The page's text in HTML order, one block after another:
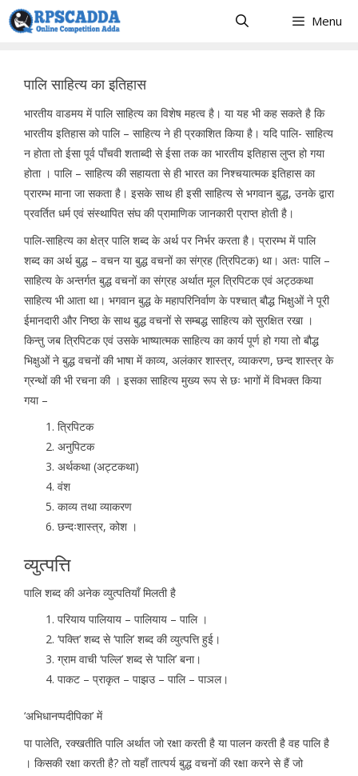
Skip
to
Menu
पालि साहित्य का इतिहास
भारतीय वाडमय में पालि साहित्य का विशेष महत्व है। या यह भी कह सकते है कि
भारतीय इतिहास को पालि – साहित्य ने ही प्रकाशित किया है। यदि पालि- साहित्य
न होता तो ईसा पूर्व पाँचवी शताब्दी से ईसा तक का भारतीय इतिहास लुप्त हो गया
होता । पालि – साहित्य की सहायता से ही भारत का निश्चयात्मक इतिहास का
प्रारम्भ माना जा सकता है। इसके साथ ही इसी साहित्य से भगवान बुद्ध, उनके द्वारा
प्रवर्तित धर्म एवं संस्थापित संघ की प्रामाणिक जानकारी प्राप्त होती है।
पालि-साहित्य का क्षेत्र पालि शब्द के अर्थ पर निर्भर करता है। प्रारम्भ में पालि
शब्द का अर्थ बुद्ध – वचन या बुद्ध वचनों का संग्रह (त्रिपिटक) था। अतः पालि –
साहित्य के अन्तर्गत बुद्ध वचनों का संग्रह अर्थात मूल त्रिपिटक एवं अट्ठकथा
साहित्य भी आता था। भगवान बुद्ध के महापरिनिर्वाण के पश्चात् बौद्ध भिक्षुओं ने पूरी
ईमानदारी और निष्ठा के साथ बुद्ध वचनों से सम्बद्ध साहित्य को सुरक्षित रखा ।
किन्तु जब त्रिपिटक एवं उसके भाष्यात्मक साहित्य का कार्य पूर्ण हो गया तो बौद्ध
भिक्षुओं ने बुद्ध वचनों की भाषा में काव्य, अलंकार शास्त्र, व्याकरण, छन्द शास्त्र के
ग्रन्थों की भी रचना की । इसका साहित्य मुख्य रूप से छः भागों में विभक्त किया
गया –
त्रिपिटक
अनुपिटक
अर्थकथा (अट्टकथा)
वंश
काव्य तथा व्याकरण
छन्दःशास्त्र, कोश ।
व्युत्पत्ति
पालि शब्द की अनेक व्युत्पतियाँ मिलती है
परियाय पालियाय – पालियाय – पालि ।
‘पक्ति’ शब्द से ‘पालि’ शब्द की व्युत्पत्ति हुई।
ग्राम वाची ‘पल्लि’ शब्द से ‘पालि’ बना।
पाकट – प्राकृत – पाझउ – पालि – पाञल।
‘अभिधानप्पदीपिका’ में
पा पालेति, रक्खतीति पालि अर्थात जो रक्षा करती है या पालन करती है वह पालि है
। किसकी रक्षा करती है? तो यहाँ तात्पर्य बुद्ध वचनों की रक्षा करने से हैं जो